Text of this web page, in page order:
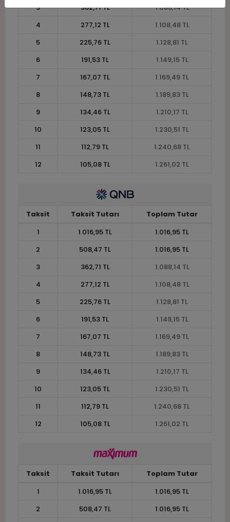
3
362,71 TL
1.088,14 TL
4
277,12 TL
1.108,48 TL
5
225,76 TL
1.128,81 TL
6
191,53 TL
1.149,15 TL
7
167,07 TL
1.169,49 TL
8
148,73 TL
1.189,83 TL
9
134,46 TL
1.210,17 TL
10
123,05 TL
1.230,51 TL
11
112,79 TL
1.240,68 TL
12
105,08 TL 1.261,02 TL
Taksit Taksit Tutarı
Toplam Tutar
1
1.016,95 TL
1.016,95 TL
2
508,47 TL
1.016,95 TL
3
362,71 TL
1.088,14 TL
4
277,12 TL
1.108,48 TL
5
225,76 TL
1.128,81 TL
6
191,53 TL
1.149,15 TL
7
167,07 TL
1.169,49 TL
8
148,73 TL
1.189,83 TL
9
134,46 TL
1.210,17 TL
10
123,05 TL
1.230,51 TL
11
112,79 TL
1.240,68 TL
12
105,08 TL 1.261,02 TL
Taksit Taksit Tutarı
Toplam Tutar
1
1.016,95 TL
1.016,95 TL
2
508,47 TL
1.016,95 TL